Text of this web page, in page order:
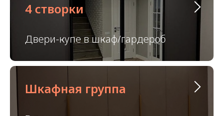
4 створки
Двери-купе в шкаф/гардероб
Шкафная группа